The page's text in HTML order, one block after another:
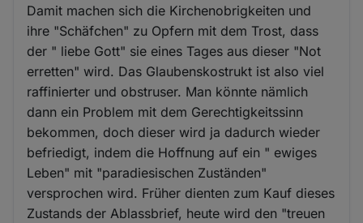
Damit machen sich die Kirchenobrigkeiten und
ihre "Schäfchen" zu Opfern mit dem Trost, dass
der " liebe Gott" sie eines Tages aus dieser "Not
erretten" wird. Das Glaubenskostrukt ist also viel
raffinierter und obstruser. Man könnte nämlich
dann ein Problem mit dem Gerechtigkeitssinn
bekommen, doch dieser wird ja dadurch wieder
befriedigt, indem die Hoffnung auf ein " ewiges
Leben" mit "paradiesischen Zuständen"
versprochen wird. Früher dienten zum Kauf dieses
Zustands der Ablassbrief, heute wird den "treuen